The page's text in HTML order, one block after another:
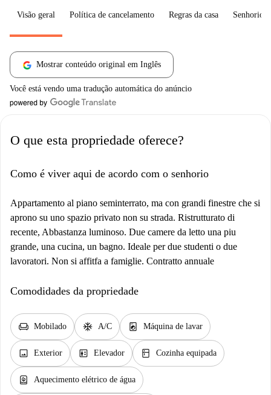
Visão geral Política de cancelamento Regras da casa Senhorio
Mostrar conteúdo original em Inglês
Você está vendo uma tradução automática do anúncio
O que esta propriedade oferece?
Como é viver aqui de acordo com o senhorio
Appartamento al piano seminterrato, ma con grandi finestre che si
aprono su uno spazio privato non su strada. Ristrutturato di
recente, Abbastanza luminoso. Due camere da letto una piu
grande, una cucina, un bagno. Ideale per due studenti o due
lavoratori. Non si affitfa a famiglie. Contratto annuale
Comodidades da propriedade
chair Mobilado ac_unit A/C local_laundry_service Máquina de lavar
image Exterior elevator Elevador kitchen Cozinha equipada
water_heater Aquecimento elétrico de água